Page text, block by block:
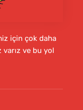
için çok daha
ve bu yol